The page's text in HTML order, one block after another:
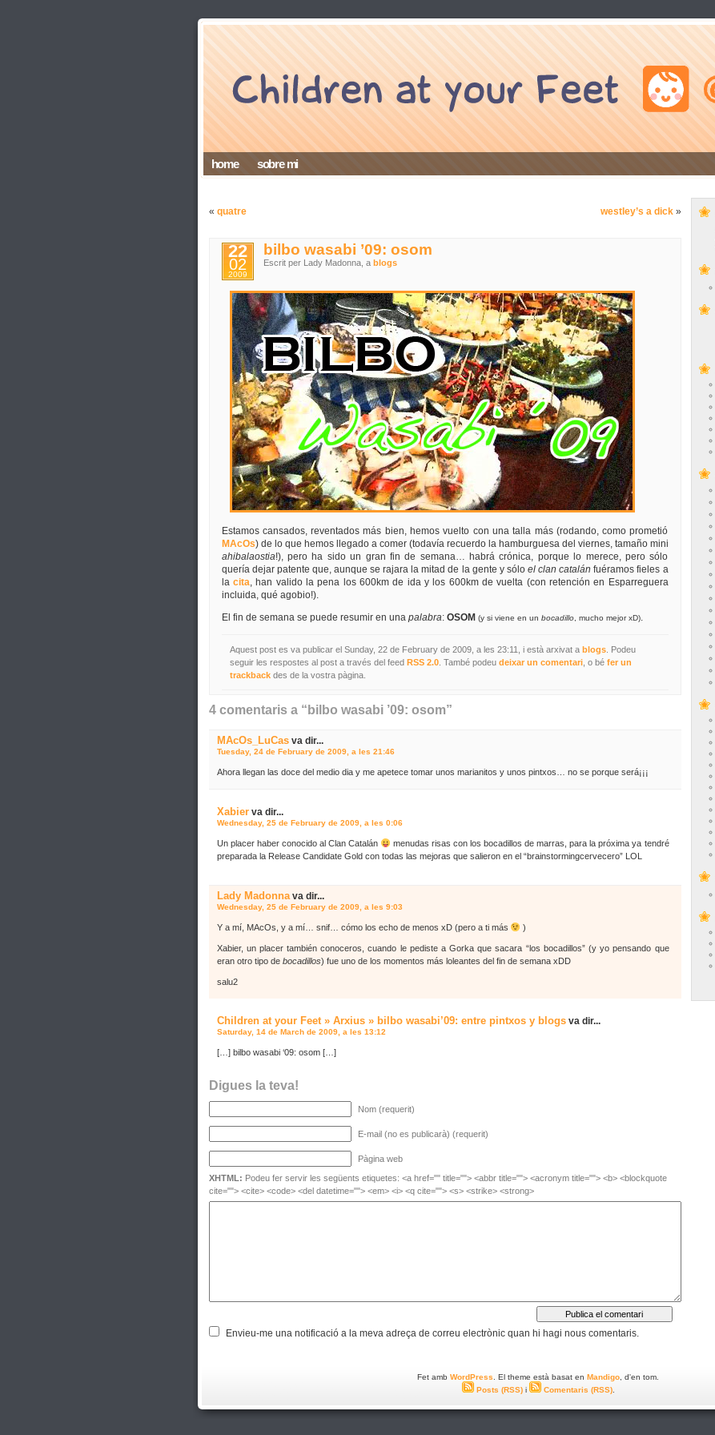
home sobre mi
« quatre westley’s a dick»
22
02
2009
bilbo wasabi ’09: osom
Escrit per Lady Madonna, ablogs
Estamos cansados, reventados más bien, hemos vuelto con una talla más (rodando, como prometió
MAcOs) de lo que hemos llegado a comer (todavía recuerdo la hamburguesa del viernes, tamaño mini
ahibalaostia!), pero ha sido un gran fin de semana… habrá crónica, porque lo merece, pero sólo
quería dejar patente que, aunque se rajara la mitad de la gente y sólo el clan catalán fuéramos fieles a
la cita, han valido la pena los 600km de ida y los 600km de vuelta (con retención en Esparreguera
incluida, qué agobio!).
El fin de semana se puede resumir en una palabra: OSOM (y si viene en un bocadillo, mucho mejor xD).
Aquest post es va publicar el Sunday, 22 de February de 2009, a les 23:11, i està arxivat a blogs. Podeu
seguir les respostes al post a través del feed RSS 2.0. També podeu deixar un comentari, o bé fer un
trackbackdes de la vostra pàgina.
4 comentaris a “bilbo wasabi ’09: osom”
MAcOs_LuCasva dir...
Tuesday, 24 de February de 2009, a les 21:46
Ahora llegan las doce del medio dia y me apetece tomar unos marianitos y unos pintxos… no se porque será¡¡¡
Xabierva dir...
Wednesday, 25 de February de 2009, a les 0:06
Un placer haber conocido al Clan Catalán
menudas risas con los bocadillos de marras, para la próxima ya tendré
preparada la Release Candidate Gold con todas las mejoras que salieron en el “brainstormingcervecero” LOL
Lady Madonnava dir...
Wednesday, 25 de February de 2009, a les 9:03
Y a mí, MAcOs, y a mí… snif… cómo los echo de menos xD (pero a ti más )
Xabier, un placer también conoceros, cuando le pediste a Gorka que sacara “los bocadillos” (y yo pensando que
eran otro tipo de bocadillos) fue uno de los momentos más loleantes del fin de semana xDD
salu2
Children at your Feet » Arxius » bilbo wasabi’09: entre pintxos y blogsva dir...
Saturday, 14 de March de 2009, a les 13:12
[…] bilbo wasabi ‘09: osom […]
Digues la teva!
Nom (requerit)
E-mail (no es publicarà) (requerit)
Pàgina web
XHTML: Podeu fer servir les següents etiquetes: <a href="" title=""> <abbr title=""> <acronym title=""> <b> <blockquote
cite=""> <cite> <code> <del datetime=""> <em> <i> <q cite=""> <s> <strike> <strong>
Envieu-me una notificació a la meva adreça de correu electrònic quan hi hagi nous comentaris.
Fet amb WordPress . El theme està basat en Mandigo , d'en tom.
Posts (RSS)i Comentaris (RSS).